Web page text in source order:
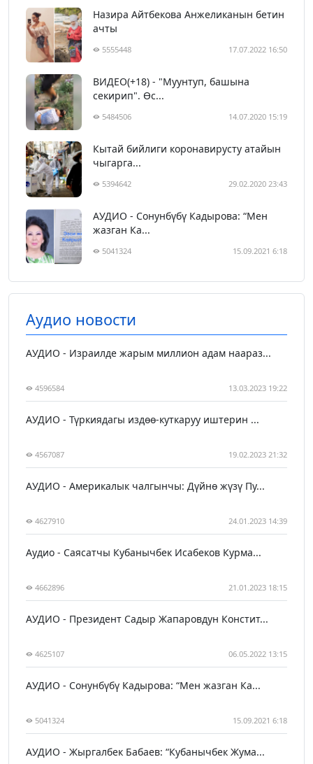
Назира Айтбекова Анжеликанын бетин
ачты
5555448 17.07.2022 16:50
ВИДЕО(+18) - "Муунтуп, башына
секирип". Өс...
5484506 14.07.2020 15:19
Кытай бийлиги коронавирусту атайын
чыгарга...
5394642 29.02.2020 23:43
АУДИО - Сонунбүбү Кадырова: “Мен
жазган Ка...
5041324 15.09.2021 6:18
Аудио новости
АУДИО - Израилде жарым миллион адам наараз...
4596584 13.03.2023 19:22
АУДИО - Түркиядагы издөө-куткаруу иштерин ...
4567087 19.02.2023 21:32
АУДИО - Америкалык чалгынчы: Дүйнө жүзү Пу...
4627910 24.01.2023 14:39
Аудио - Саясатчы Кубанычбек Исабеков Курма...
4662896 21.01.2023 18:15
АУДИО - Президент Садыр Жапаровдун Констит...
4625107 06.05.2022 13:15
АУДИО - Сонунбүбү Кадырова: “Мен жазган Ка...
5041324 15.09.2021 6:18
АУДИО - Жыргалбек Бабаев: “Кубанычбек Жума...